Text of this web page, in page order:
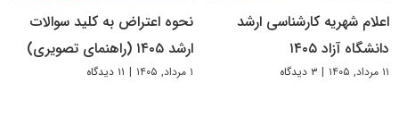
اعلام شهریه کارشناسی ارشد
دانشگاه آزاد ۱۴۰۵
۱۱ مرداد, ۱۴۰۵ | ۳ دیدگاه
نحوه اعتراض به کلید سوالات
ارشد ۱۴۰۵ (راهنمای تصویری)
۱ مرداد, ۱۴۰۵ | ۱۱ دیدگاه